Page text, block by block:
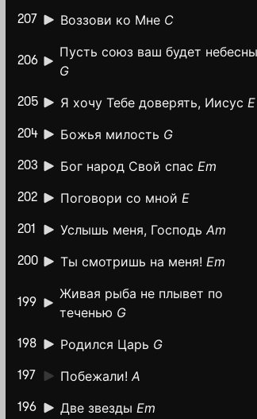
207 Воззови ко Мне C
206
Пусть союз ваш будет
G
205 Я хочу Тебе доверять, Иисус E
204 Божья милость G
203 Бог народ Свой спас Em
202 Поговори со мной E
201 Услышь меня, Господь Am
200 Ты смотришь на меня! Em
199
Живая рыба не плывет по
теченью G
198 Родился Царь G
197 Побежали! A
196 Две звезды Em